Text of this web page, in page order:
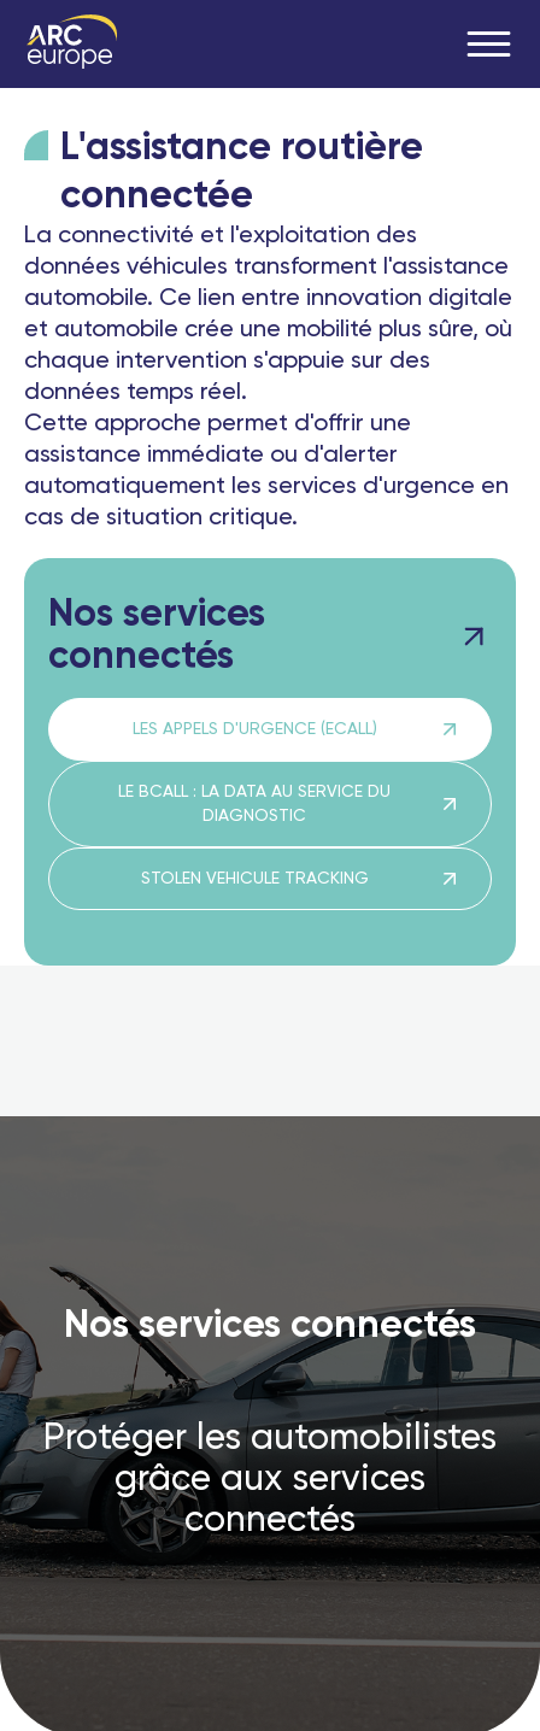
L'assistance routière
connectée
La connectivité et l'exploitation des
données véhicules transforment l'assistance
automobile. Ce lien entre innovation digitale
et automobile crée une mobilité plus sûre, où
chaque intervention s'appuie sur des
données temps réel.
Cette approche permet d'offrir une
assistance immédiate ou d'alerter
automatiquement les services d'urgence en
cas de situation critique.
Nos services
connectés
LES APPELS D'URGENCE (ECALL)
LE BCALL : LA DATA AU SERVICE DU
DIAGNOSTIC
STOLEN VEHICULE TRACKING
Nos services connectés
Protéger les automobilistes
grâce aux services
connectés